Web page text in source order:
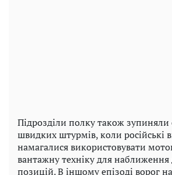
Підрозділи полку також зупиняли
швидких штурмів, коли російські
намагалися використовувати
вантажну техніку для наближення
позицій. В іншому епізоді ворог